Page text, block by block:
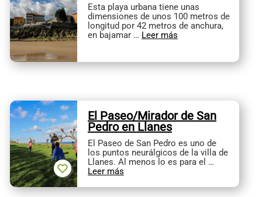
Esta playa urbana tiene unas
dimensiones de unos 100 metros de
longitud por 42 metros de anchura,
en bajamar … Leer más
El Paseo/Mirador de San
Pedro en Llanes
El Paseo de San Pedro es uno de
los puntos neurálgicos de la villa de
Llanes. Al menos lo es para el …
Leer más